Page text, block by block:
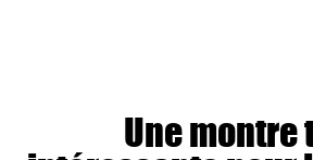
Une montre